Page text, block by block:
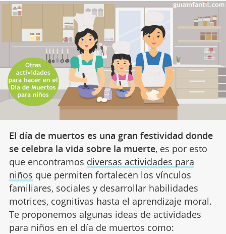
El día de muertos es una gran festividad donde
se celebra la vida sobre la muerte, es por esto
que encontramos diversas actividades para
niños que permiten fortalecen los vínculos
familiares, sociales y desarrollar habilidades
motrices, cognitivas hasta el aprendizaje moral.
Te proponemos algunas ideas de actividades
para niños en el día de muertos como: